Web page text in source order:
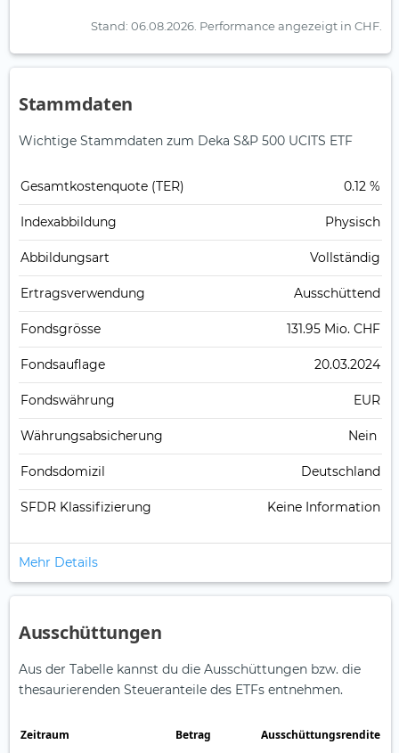
Stand: 06.08.2026. Performance angezeigt in CHF.
Stammdaten
Wichtige Stammdaten zum Deka S&P 500 UCITS ETF
Gesamt­kosten­quote (TER) 0.12 %
Index­abbildung Physisch
Abbildungs­art Vollständig
Ertrags­verwendung Ausschüttend
Fonds­grösse 131.95 Mio. CHF
Fonds­auflage 20.03.2024
Fonds­währung EUR
Währungsabsicherung Nein
Fondsdomizil Deutschland
SFDR Klassifizierung Keine Information
Mehr Details
Ausschüttungen
Aus der Tabelle kannst du die Ausschüttungen bzw. die
thesaurierenden Steueranteile des ETFs entnehmen.
Zeitraum Betrag Ausschüttungsrendite